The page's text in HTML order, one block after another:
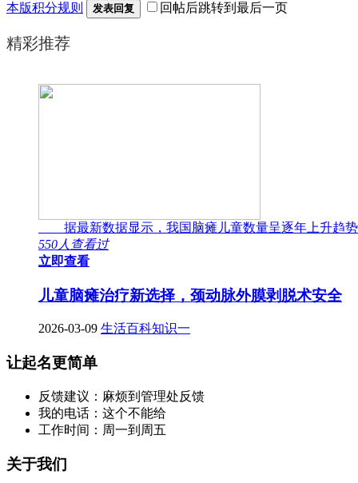
本版积分规则 发表回复 回帖后跳转到最后一页
精彩推荐
据最新数据显示，我国脑瘫儿童数量呈逐年上升趋势
550人查看过
立即查看
儿童脑瘫治疗新选择，颈动脉外膜剥脱术安全
2026-03-09 生活百科知识一
让起名更简单
反馈建议：麻烦到管理处反馈
我的电话：这个不能给
工作时间：周一到周五
关于我们